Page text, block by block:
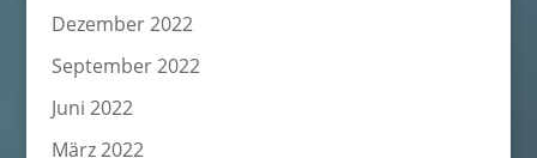
Dezember 2022
September 2022
Juni 2022
März 2022